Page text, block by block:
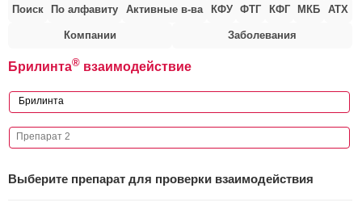
Поиск По алфавиту Активные в-ва КФУ ФТГ КФГ МКБ АТХ
Компании Заболевания
Брилинта® взаимодействие
Выберите препарат для проверки взаимодействия